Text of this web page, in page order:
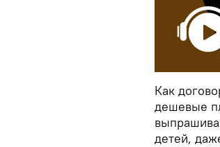
Как
дешевые
детей,